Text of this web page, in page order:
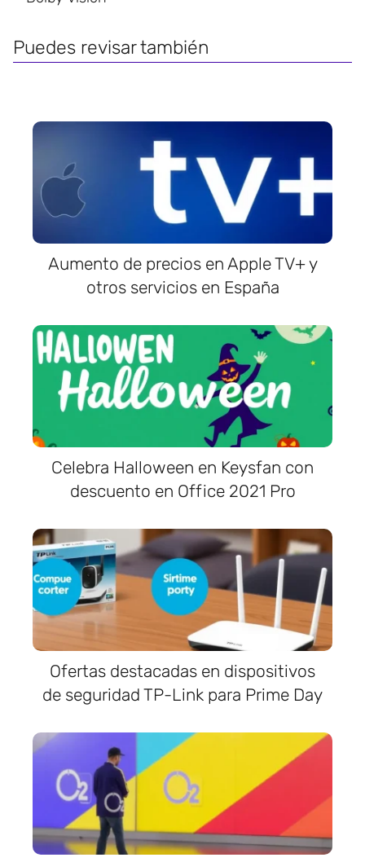
Puedes revisar también
Aumento de precios en Apple TV+ y
otros servicios en España
Celebra Halloween en Keysfan con
descuento en Office 2021 Pro
Ofertas destacadas en dispositivos
de seguridad TP-Link para Prime Day